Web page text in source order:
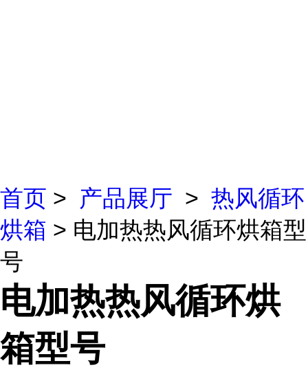
首页 > 产品展厅 > 热风循环
烘箱 > 电加热热风循环烘箱型
号
电加热热风循环烘
箱型号